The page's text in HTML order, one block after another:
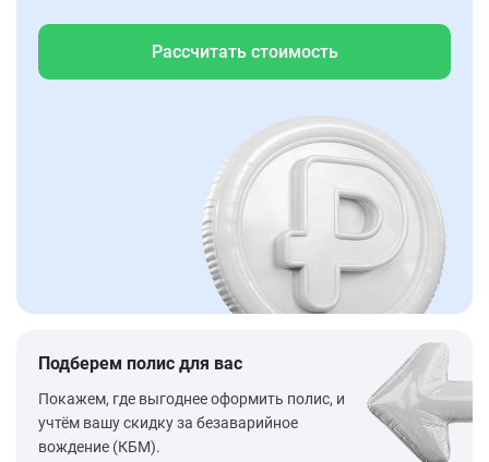
Рассчитать стоимость
Подберем полис для вас
Покажем, где выгоднее оформить полис, и
учтём вашу скидку за безаварийное
вождение (КБМ).